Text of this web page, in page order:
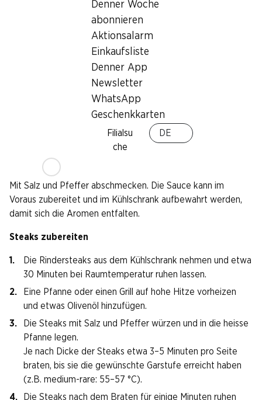
Denner Woche
abonnieren
Aktionsalarm
Einkaufsliste
Denner App
Newsletter
WhatsApp
Geschenkkarten
Filialsu
che
DE
20 g Aceto Balsamico
In einer Schüssel die gehackten Kräuter, Schalotte und
Knoblauch vermengen.
Limetten- und Zitronenabrieb sowie den Saft hinzufügen.
Olivenöl, Chilipaste, eingelegte Tomaten und Aceto
Balsamico unterrühren.
Mit Salz und Pfeffer abschmecken. Die Sauce kann im
Voraus zubereitet und im Kühlschrank aufbewahrt werden,
damit sich die Aromen entfalten.
Steaks zubereiten
Die Rindersteaks aus dem Kühlschrank nehmen und etwa
30 Minuten bei Raumtemperatur ruhen lassen.
Eine Pfanne oder einen Grill auf hohe Hitze vorheizen
und etwas Olivenöl hinzufügen.
Die Steaks mit Salz und Pfeffer würzen und in die heisse
Pfanne legen.
Je nach Dicke der Steaks etwa 3–5 Minuten pro Seite
braten, bis sie die gewünschte Garstufe erreicht haben
(z.B. medium-rare: 55–57 °C).
Die Steaks nach dem Braten für einige Minuten ruhen